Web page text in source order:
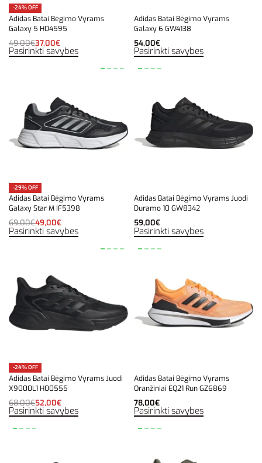
-24% OFF
Adidas Batai Bėgimo Vyrams
Galaxy 5 H04595
49,00€37,00€
Pasirinkti savybes
Adidas Batai Bėgimo Vyrams
Galaxy 6 GW4138
54,00€
Pasirinkti savybes
-29% OFF
Adidas Batai Bėgimo Vyrams
Galaxy Star M IF5398
69,00€49,00€
Pasirinkti savybes
Adidas Batai Bėgimo Vyrams Juodi
Duramo 10 GW8342
59,00€
Pasirinkti savybes
-24% OFF
Adidas Batai Bėgimo Vyrams Juodi
X9000L1 H00555
68,00€52,00€
Pasirinkti savybes
Adidas Batai Bėgimo Vyrams
Oranžiniai EQ21 Run GZ6869
78,00€
Pasirinkti savybes